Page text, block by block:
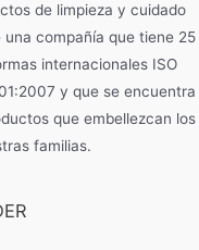
de limpieza y cuidado
compañía que tiene 25
internacionales ISO
y que se encuentra
que embellezcan los
familias.